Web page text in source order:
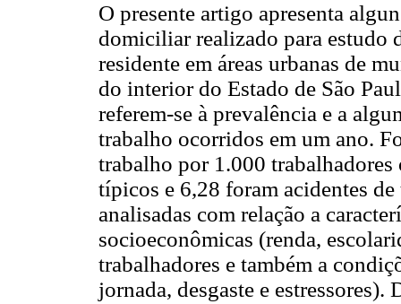
O presente artigo apresenta
domiciliar realizado para estudo
residente em áreas urbanas de
do interior do Estado de São
referem-se à prevalência e a
trabalho ocorridos em um ano.
trabalho por 1.000
típicos e 6,28 foram acidentes
analisadas com relação a
socioeconômicas (renda,
trabalhadores e também a
jornada, desgaste e